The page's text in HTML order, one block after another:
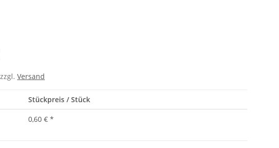
Versand
Stückpreis / Stück
0,60 € *